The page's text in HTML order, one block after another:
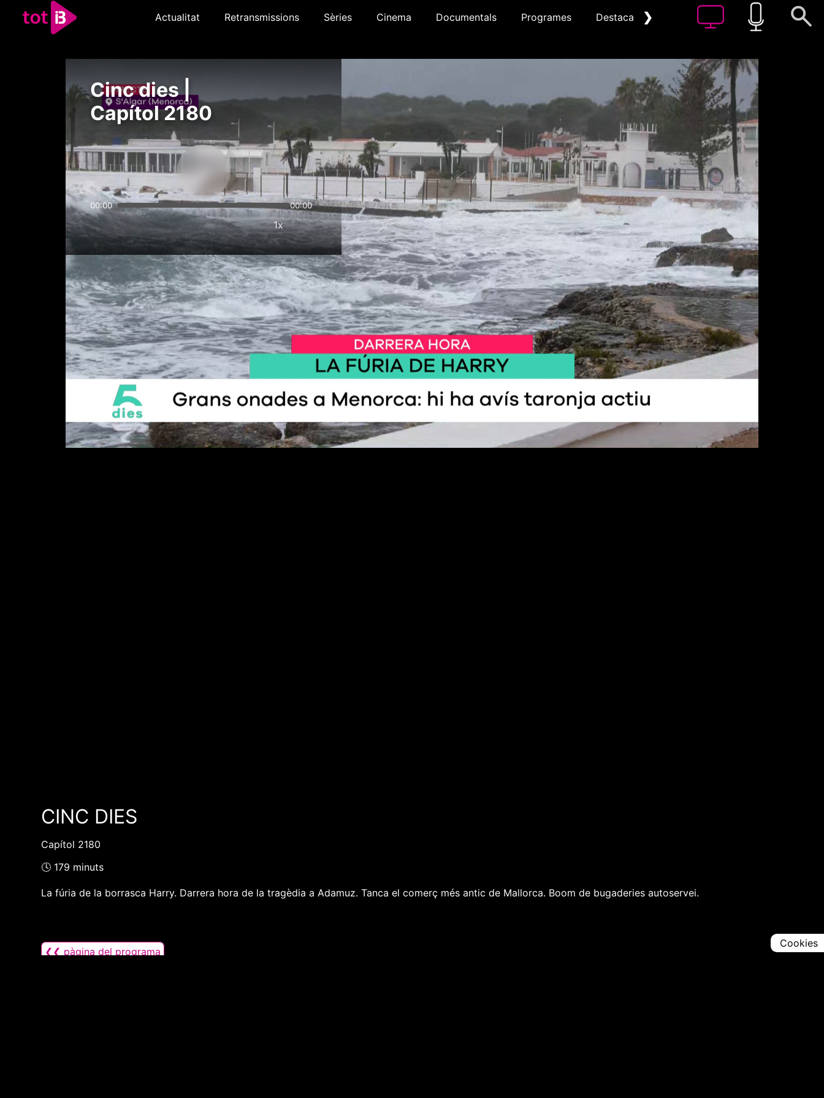
Actualitat Retransmissions Sèries Cinema Documentals Programes Destacat ❯
Cinc dies |
Capítol 2180
00:00 00:00
1x
CINC DIES
Capítol 2180
🕓 179 minuts
La fúria de la borrasca Harry. Darrera hora de la tragèdia a Adamuz. Tanca el comerç més antic de Mallorca. Boom de bugaderies autoservei.
❮❮ pàgina del programa
Cookies